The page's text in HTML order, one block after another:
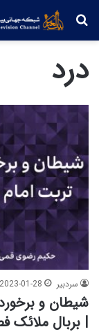
جستجو
درد
سردبیر 2023-01-28
شیطان و
| بربال ملائک فصل 3